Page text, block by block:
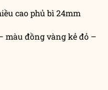
cao phủ bì 24mm
màu đồng vàng kẻ đỏ –